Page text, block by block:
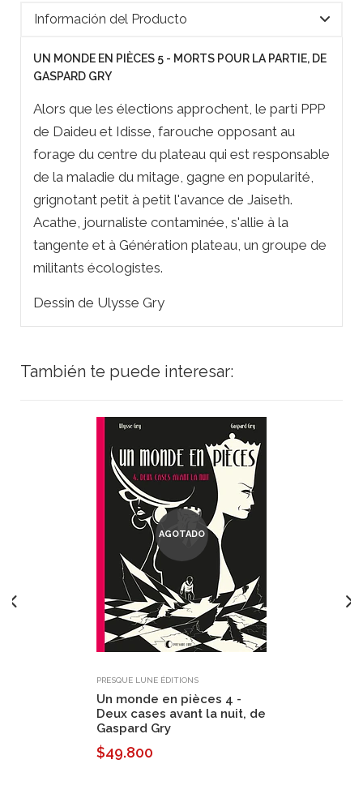
Información del Producto
UN MONDE EN PIÈCES 5 - MORTS POUR LA PARTIE, DE
GASPARD GRY
Alors que les élections approchent, le parti PPP
de Daideu et Idisse, farouche opposant au
forage du centre du plateau qui est responsable
de la maladie du mitage, gagne en popularité,
grignotant petit à petit l'avance de Jaiseth.
Acathe, journaliste contaminée, s'allie à la
tangente et à Génération plateau, un groupe de
militants écologistes.
Dessin de Ulysse Gry
También te puede interesar:
AGOTADO
PRESQUE LUNE ÉDITIONS
Un monde en pièces 4 -
Deux cases avant la nuit, de
Gaspard Gry
$49.800